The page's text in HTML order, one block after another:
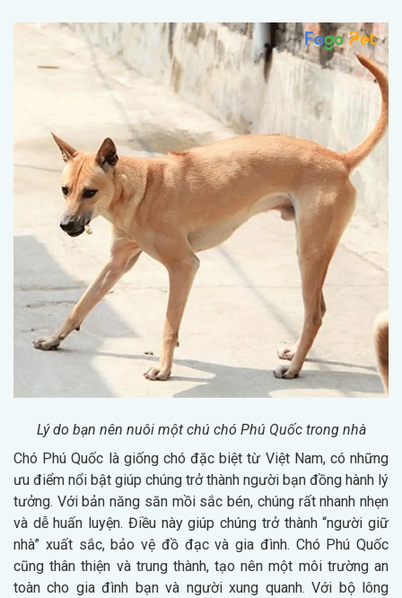
Lý do bạn nên nuôi một chú chó Phú Quốc trong nhà
Chó Phú Quốc là giống chó đặc biệt từ Việt Nam, có những
ưu điểm nổi bật giúp chúng trở thành người bạn đồng hành lý
tưởng. Với bản năng săn mồi sắc bén, chúng rất nhanh nhẹn
và dễ huấn luyện. Điều này giúp chúng trở thành “người giữ
nhà” xuất sắc, bảo vệ đồ đạc và gia đình. Chó Phú Quốc
cũng thân thiện và trung thành, tạo nên một môi trường an
toàn cho gia đình bạn và người xung quanh. Với bộ lông